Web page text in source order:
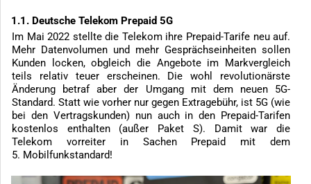
1.1. Deutsche Telekom Prepaid 5G
Im Mai 2022 stellte die Telekom ihre Prepaid-Tarife neu auf.
Mehr Datenvolumen und mehr Gesprächseinheiten sollen
Kunden locken, obgleich die Angebote im Markvergleich
teils relativ teuer erscheinen. Die wohl revolutionärste
Änderung betraf aber der Umgang mit dem neuen 5G-
Standard. Statt wie vorher nur gegen Extragebühr, ist 5G (wie
bei den Vertragskunden) nun auch in den Prepaid-Tarifen
kostenlos enthalten (außer Paket S). Damit war die
Telekom vorreiter in Sachen Prepaid mit dem
5. Mobilfunkstandard!